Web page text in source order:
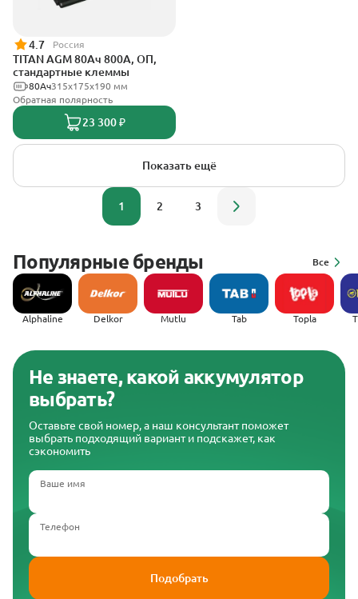
4.7 Россия
TITAN AGM 80Ач 800А, ОП,
стандартные клеммы
315x175x190 мм
80Ач
Обратная полярность
23 300 ₽
Показать ещё
1 2 3
Популярные бренды Все
Alphaline Delkor Mutlu Tab Topla
Не знаете, какой аккумулятор
выбрать?
Оставьте свой номер, а наш консультант поможет
выбрать подходящий вариант и подскажет, как
сэкономить
Ваше имя
Телефон
Подобрать